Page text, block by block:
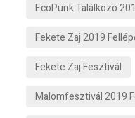
EcoPunk Találkozó
Fekete Zaj 2019
Fekete Zaj Fesztivál
Malomfesztivál 2019